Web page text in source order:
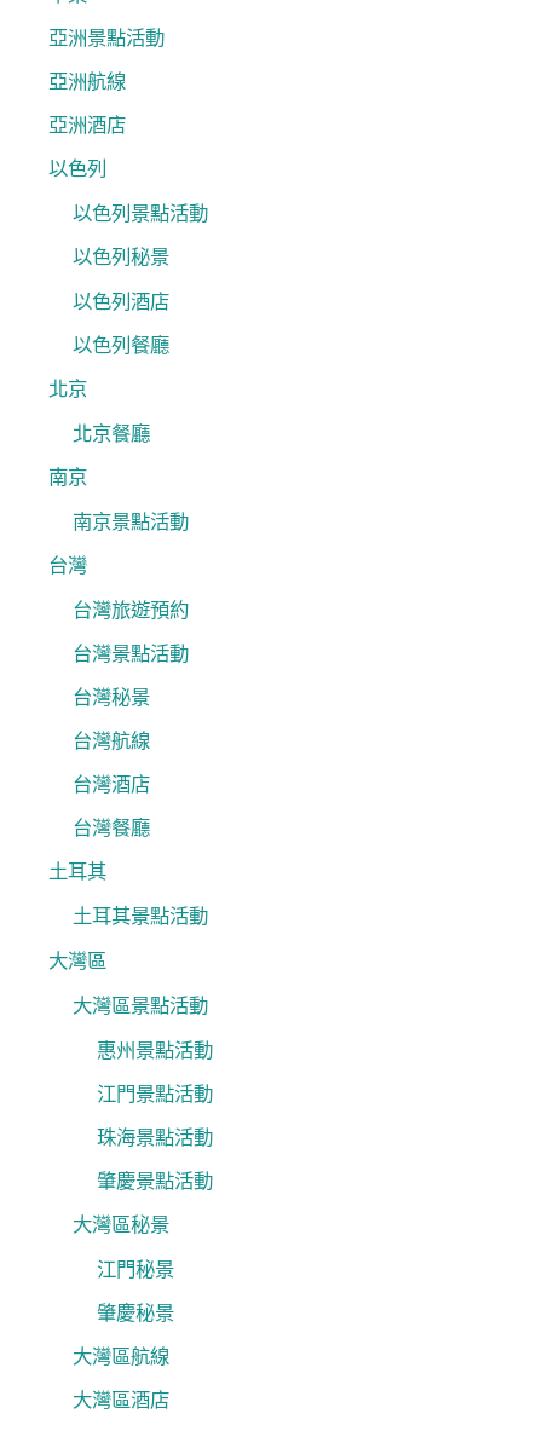
亞洲景點活動
亞洲航線
亞洲酒店
以色列
以色列景點活動
以色列秘景
以色列酒店
以色列餐廳
北京
北京餐廳
南京
南京景點活動
台灣
台灣旅遊預約
台灣景點活動
台灣秘景
台灣航線
台灣酒店
台灣餐廳
土耳其
土耳其景點活動
大灣區
大灣區景點活動
惠州景點活動
江門景點活動
珠海景點活動
肇慶景點活動
大灣區秘景
江門秘景
肇慶秘景
大灣區航線
大灣區酒店